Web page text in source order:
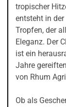
tropischer
entsteht in
Tropfen, der
Eleganz. Der
ist ein
Jahre
von Rhum
Ob als